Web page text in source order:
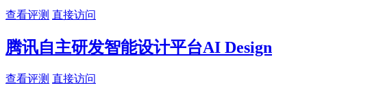
查看评测 直接访问
腾讯自主研发智能设计平台AI Design
查看评测 直接访问